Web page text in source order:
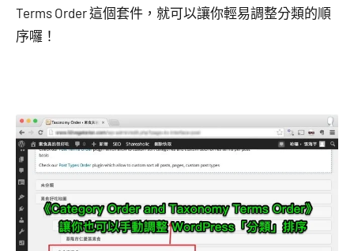
Terms Order 這個套件，就可以讓你輕易調整分類的順
序囉！